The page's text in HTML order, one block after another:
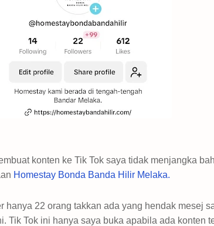
konten ke Tik Tok saya tidak menjangka
Homestay Bonda Banda Hilir Melaka.
hanya 22 orang takkan ada yang hendak mesej
Tik Tok ini hanya saya buka apabila ada konten